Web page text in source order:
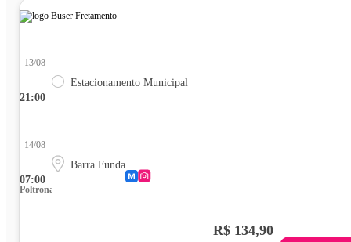
21:00
13/08
Estacionamento Municipal
07:00
14/08
Barra Funda
Poltrona
R$ 134,90